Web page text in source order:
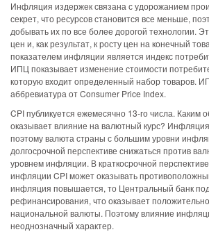
Инфляция издержек связана с удорожанием
секрет, что ресурсов становится все меньше,
добывать их по все более дорогой технологии.
цен и, как результат, к росту цен на конечный
показателем инфляции является индекс
ИПЦ показывает изменение стоимости
которую входит определенный набор товаров.
аббревиатура от Consumer Price Index.
CPI публикуется ежемесячно 13-го числа. Каким
оказывает влияние на валютный курс?
поэтому валюта страны с большим уровни
долгосрочной перспективе снижаться против
уровнем инфляции. В краткосрочной
инфляции CPI может оказывать
инфляция повышается, то Центральный банк
рефинансирования, что оказывает
национальной валюты. Поэтому влияние
неоднозначный характер.